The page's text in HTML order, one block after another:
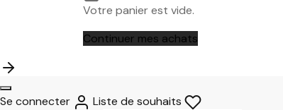
Votre panier est vide.
Continuer mes achats
Se connecter
Liste de souhaits